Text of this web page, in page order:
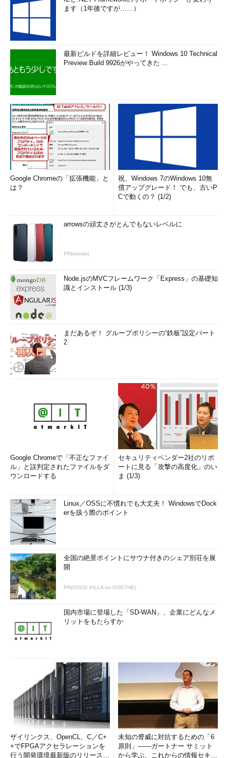
Server Insider編集部では責任を負いかねます。ご了承くださ
SessionImageSize値は次のレジストリ・キーに設定する。デ
フォルトではこの値は存在しないが、グラフィックス・カードに
よってはディスプレイ・ドライバのインストール時にこの値を自
動で設定することもある。
項目 内容
キー
HKEY_LOCAL_MACHINE\SYSTEM\CurrentControlSet\Control\
Session Manager\Memory Management
値の名前
SessionImageSize
REG_DWORD
値の内容
0x10 → 16Mbytes
SessionImageSize値を設定するレジストリ・キーとその内容
SessionImageSize値に、確保したい容量をMbytes単位で設定する。この項目
が存在していない場合は、DWORD型で新しく作成してから設定すること。新
しい設定を有効にするにはシステムの再起動が必要。デフォルトは8Mbytesな
トップ接続を試していけばよいだろう。
デフォルトでは8Mbytesのようなので、例えば16Mbytesから
していけばよいだろう。ただし、変更した設定を有効にするには
システムの再起動が必要である。なお、筆者が遭遇したトラブル
は、この値を64Mbytesにすることで解消できた。
■この記事と関連性の高い別の記事
Windowsのリモートデスクトップでコンソールセッショ
ンに接続する（TIPS）
Windowsでリモートから「リモート デスクトップ」を許
可する （TIPS）
Windowsでリモートデスクトップの接続時間を制限する
（TIPS）
Windowsでリモートデスクトップの接続コンピュータ履
歴を削除する
プのセッションを管理する（TIPS）
ます（1年後ですが……）
最新ビルドを詳細レビュー！ Windows 10 Technical
Preview Build 9926がやってきた ...
Google Chromeの「拡張機能」と
は？
祝、Windows 7のWindows 10無
償アップグレード！ でも、古いP
Cで動くの？ (1/2)
arrowsの頑丈さがとんでもないレベルに
PR(arrows)
Node.jsのMVCフレームワーク「Express」の基礎知
識とインストール (1/3)
まだあるぞ！ グループポリシーの“鉄板”設定パート
2
Google Chromeで「不正なファイ
ル」と誤判定されたファイルをダ
ウンロードする
セキュリティベンダー2社のリポ
ートに見る「攻撃の高度化」のい
ま (1/3)
Linux／OSSに不慣れでも大丈夫！ WindowsでDock
erを扱う際のポイント
全国の絶景ポイントにサウナ付きのシェア別荘を展
開
PR(COCO VILLA on GOETHE)
国内市場に登場した「SD-WAN」、企業にどんなメ
リットをもたらすか
ザイリンクス、OpenCL、C／C+
+でFPGAアクセラレーションを
行う開発環境最新版のリリースを
未知の脅威に対抗するための「6
原則」――ガートナー サミット
から学ぶ、これからの情報セキュ